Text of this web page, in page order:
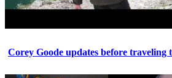
Corey Goode updates before traveling